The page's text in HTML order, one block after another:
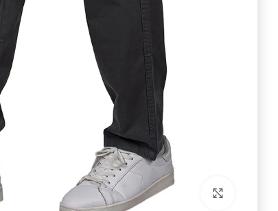
برای بزرگنمایی کلیک کنید